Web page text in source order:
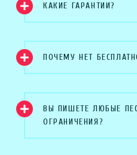
КАКИЕ ГАРАНТИИ?
ПОЧЕМУ НЕТ
ВЫ ПИШЕТЕ ЛЮБЫЕ
ОГРАНИЧЕНИЯ?